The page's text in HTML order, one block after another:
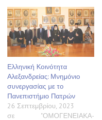
Ελληνική Κοινότητα
Αλεξανδρείας: Μνημόνιο
συνεργασίας με το
Πανεπιστήμιο Πατρών
26 Σεπτεμβρίου, 2023
σε "ΟΜΟΓΕΝΕΙΑΚΑ-